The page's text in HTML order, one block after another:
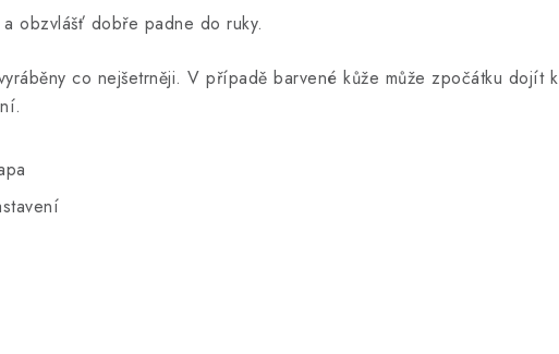
obzvlášť dobře padne do ruky.
co nejšetrněji. V případě barvené kůže může zpočátku dojít k